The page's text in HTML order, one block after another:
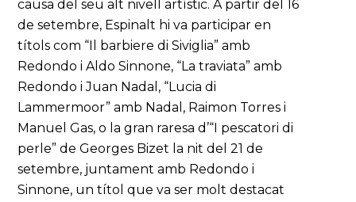
causa del seu alt nivell artístic. A partir del 16
de setembre, Espinalt hi va participar en
títols com “Il barbiere di Siviglia” amb
Redondo i Aldo Sinnone, “La traviata” amb
Redondo i Juan Nadal, “Lucia di
Lammermoor” amb Nadal, Raimon Torres i
Manuel Gas, o la gran raresa d’“I pescatori di
perle” de Georges Bizet la nit del 21 de
setembre, juntament amb Redondo i
Sinnone, un títol que va ser molt destacat